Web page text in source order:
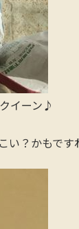
イーン♪
い？かもです